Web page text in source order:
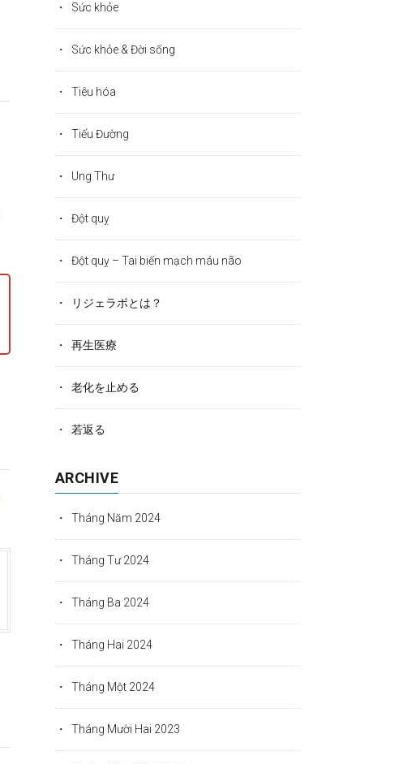
Sức khỏe
Sức khỏe & Đời sống
Tiêu hóa
Tiểu Đường
Ung Thư
Đột quỵ
Đột quỵ – Tai biến mạch máu não
リジェラボとは？
再生医療
老化を止める
若返る
ARCHIVE
Tháng Năm 2024
Tháng Tư 2024
Tháng Ba 2024
Tháng Hai 2024
Tháng Một 2024
Tháng Mười Hai 2023